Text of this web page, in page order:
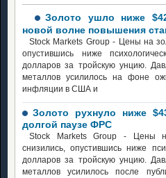
Золото ушло ниже
новой волне повышения
Stock Markets Group - Цены на
опустившись ниже
долларов за тройскую унцию.
металлов усилилось на фоне
инфляции в США и
Золото рухнуло ниже
долгой паузе ФРС
Stock Markets Group - Цены
снизились, опустившись ниже
долларов за тройскую унцию.
металлов усилилось после